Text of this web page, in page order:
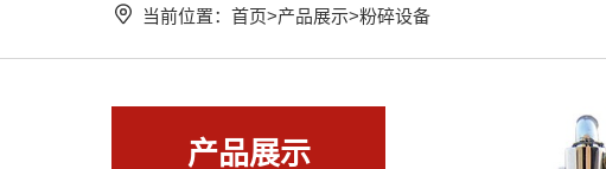
当前位置：首页>产品展示>粉碎设备
产品展示